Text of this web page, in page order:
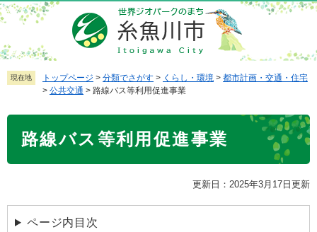
ペ
ー
ジ
の
先
メ
ニ
ュ
ー
を
本
現在地 トップページ > 分類でさがす > くらし・環境 > 都市計画・交通・住宅
> 公共交通 > 路線バス等利用促進事業
路線バス等利用促進事業
更新日：2025年3月17日更新
ページ内目次